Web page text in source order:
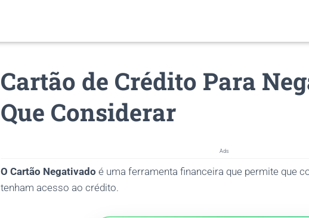
Cartão de Crédito Para
Que Considerar
Ads
O Cartão Negativado é uma ferramenta financeira que permite que
tenham acesso ao crédito.